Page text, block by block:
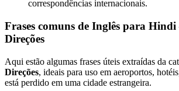
correspondências internacionais.
Frases comuns de Inglês para
Direções
Aqui estão algumas frases úteis extraídas da
Direções, ideais para uso em aeroportos,
está perdido em uma cidade estrangeira.